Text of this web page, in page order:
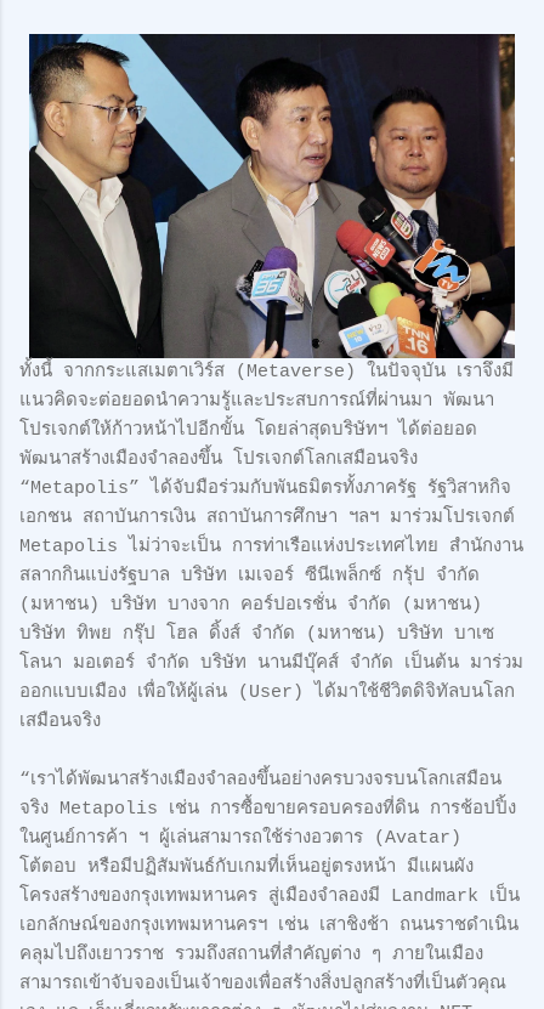
ทั้งนี้ จากกระแสเมตาเวิร์ส (Metaverse) ในปัจจุบัน เราจึงมี
แนวคิดจะต่อยอดนำความรู้และประสบการณ์ที่ผ่านมา พัฒนา
โปรเจกต์ให้ก้าวหน้าไปอีกขั้น โดยล่าสุดบริษัทฯ ได้ต่อยอด
พัฒนาสร้างเมืองจำลองขึ้น โปรเจกต์โลกเสมือนจริง
“Metapolis” ได้จับมือร่วมกับพันธมิตรทั้งภาครัฐ รัฐวิสาหกิจ
เอกชน สถาบันการเงิน สถาบันการศึกษา ฯลฯ มาร่วมโปรเจกต์
Metapolis ไม่ว่าจะเป็น การท่าเรือแห่งประเทศไทย สำนักงาน
สลากกินแบ่งรัฐบาล บริษัท เมเจอร์ ซีนีเพล็กซ์ กรุ้ป จำกัด
(มหาชน) บริษัท บางจาก คอร์ปอเรชั่น จำกัด (มหาชน)
บริษัท ทิพย กรุ๊ป โฮล ดิ้งส์ จำกัด (มหาชน) บริษัท บาเซ
โลนา มอเตอร์ จํากัด บริษัท นานมีบุ๊คส์ จำกัด เป็นต้น มาร่วม
ออกแบบเมือง เพื่อให้ผู้เล่น (User) ได้มาใช้ชีวิตดิจิทัลบนโลก
เสมือนจริง
“เราได้พัฒนาสร้างเมืองจำลองขึ้นอย่างครบวงจรบนโลกเสมือน
จริง Metapolis เช่น การซื้อขายครอบครองที่ดิน การช้อปปิ้ง
ในศูนย์การค้า ฯ ผู้เล่นสามารถใช้ร่างอวตาร (Avatar)
โต้ตอบ หรือมีปฏิสัมพันธ์กับเกมที่เห็นอยู่ตรงหน้า มีแผนผัง
โครงสร้างของกรุงเทพมหานคร สู่เมืองจำลองมี Landmark เป็น
เอกลักษณ์ของกรุงเทพมหานครฯ เช่น เสาชิงช้า ถนนราชดำเนิน
คลุมไปถึงเยาวราช รวมถึงสถานที่สำคัญต่าง ๆ ภายในเมือง
สามารถเข้าจับจองเป็นเจ้าของเพื่อสร้างสิ่งปลูกสร้างที่เป็นตัวคุณ